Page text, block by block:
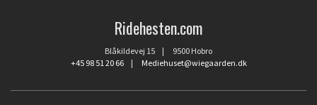
Ridehesten.com
Blåkildevej 15 | 9500 Hobro
+45 98 51 20 66| Mediehuset@wiegaarden.dk